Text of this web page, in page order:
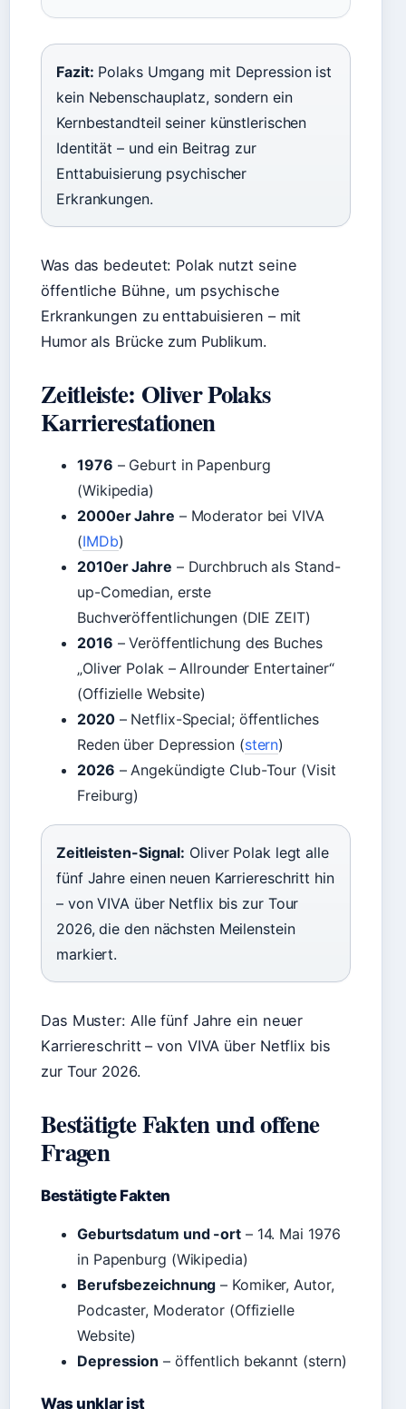
Fazit: Polaks Umgang mit Depression ist
kein Nebenschauplatz, sondern ein
Kernbestandteil seiner künstlerischen
Identität – und ein Beitrag zur
Enttabuisierung psychischer
Erkrankungen.
Was das bedeutet: Polak nutzt seine
öffentliche Bühne, um psychische
Erkrankungen zu enttabuisieren – mit
Humor als Brücke zum Publikum.
Zeitleiste: Oliver Polaks
Karrierestationen
1976 – Geburt in Papenburg
(Wikipedia)
2000er Jahre – Moderator bei VIVA
(IMDb)
2010er Jahre – Durchbruch als Stand-
up-Comedian, erste
Buchveröffentlichungen (DIE ZEIT)
2016 – Veröffentlichung des Buches
„Oliver Polak – Allrounder Entertainer“
(Offizielle Website)
2020– Netflix-Special; öffentliches
Reden über Depression (stern)
2026 – Angekündigte Club-Tour (Visit
Freiburg)
Zeitleisten-Signal: Oliver Polak legt alle
fünf Jahre einen neuen Karriereschritt hin
– von VIVA über Netflix bis zur Tour
2026, die den nächsten Meilenstein
markiert.
Das Muster: Alle fünf Jahre ein neuer
Karriereschritt – von VIVA über Netflix bis
zur Tour 2026.
Bestätigte Fakten und offene
Fragen
Bestätigte Fakten
Geburtsdatum und -ort– 14. Mai 1976
in Papenburg (Wikipedia)
Berufsbezeichnung – Komiker, Autor,
Podcaster, Moderator (Offizielle
Website)
Depression – öffentlich bekannt (stern)
Was unklar ist